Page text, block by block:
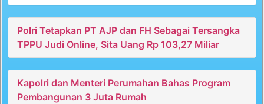
Polri Tetapkan PT AJP dan FH Sebagai Tersangka
TPPU Judi Online, Sita Uang Rp 103,27 Miliar
Kapolri dan Menteri Perumahan Bahas Program
Pembangunan 3 Juta Rumah